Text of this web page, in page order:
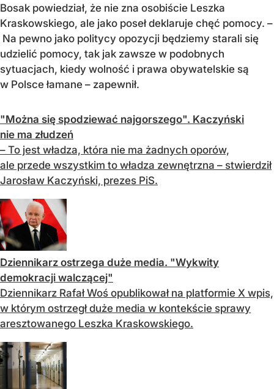
Bosak powiedział, że nie zna osobiście Leszka
Kraskowskiego, ale jako poseł deklaruje chęć pomocy. –
Na pewno jako politycy opozycji będziemy starali się
udzielić pomocy, tak jak zawsze w podobnych
sytuacjach, kiedy wolność i prawa obywatelskie są
w Polsce łamane – zapewnił.
"Można się spodziewać najgorszego". Kaczyński
nie ma złudzeń
– To jest władza, która nie ma żadnych oporów,
ale przede wszystkim to władza zewnętrzna – stwierdził
Jarosław Kaczyński, prezes PiS.
Dziennikarz ostrzega duże media. "Wykwity
demokracji walczącej"
Dziennikarz Rafał Woś opublikował na platformie X wpis,
w którym ostrzegł duże media w kontekście sprawy
aresztowanego Leszka Kraskowskiego.